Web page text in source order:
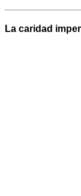
La caridad